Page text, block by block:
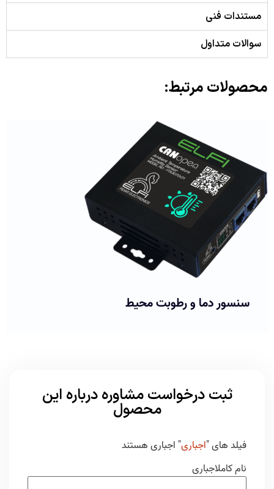
مستندات فنی
سوالات متداول
محصولات مرتبط:
سنسور ترموکوپل نوع K
ثبت درخواست مشاوره درباره این
محصول
فیلد های "اجباری" اجباری هستند
نام کاملاجباری